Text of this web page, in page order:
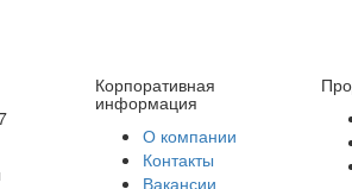
Корпоративная
информация
О компании
Контакты
Вакансии